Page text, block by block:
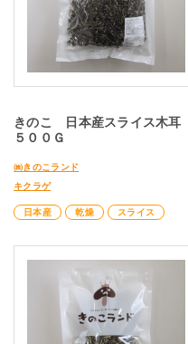
きのこ 日本産スライス木耳
５００Ｇ
㈱きのこランド
キクラゲ
日本産 乾燥 スライス